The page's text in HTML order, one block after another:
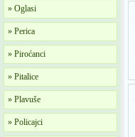
» Oglasi
» Perica
» Piroćanci
» Pitalice
» Plavuše
» Policajci